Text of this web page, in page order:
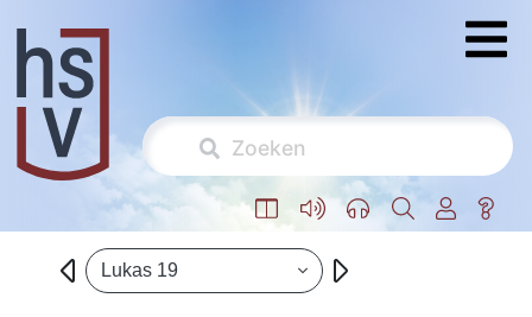
Lukas 19